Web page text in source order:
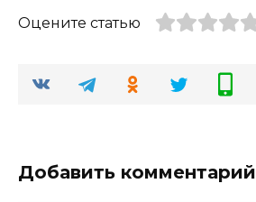
Оцените статью
Добавить комментарий